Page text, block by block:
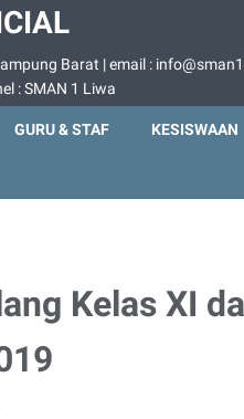
Barat | email :
: SMAN 1 Liwa
GURU & STAF KESISWAAN
Kelas XI